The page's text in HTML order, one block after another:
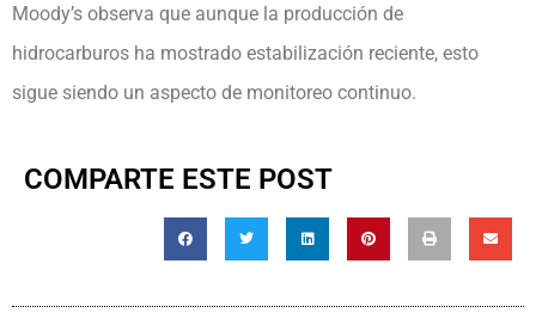
Moody’s observa que aunque la producción de
hidrocarburos ha mostrado estabilización reciente, esto
sigue siendo un aspecto de monitoreo continuo.
COMPARTE ESTE POST